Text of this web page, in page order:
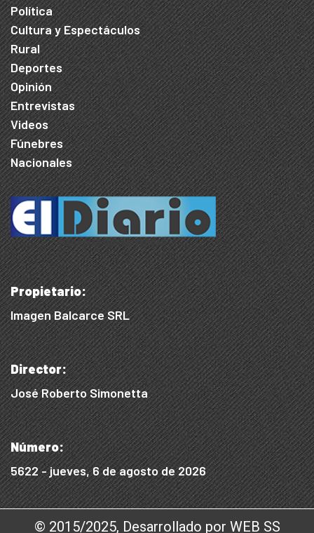
Política
Cultura y Espectáculos
Rural
Deportes
Opinión
Entrevistas
Videos
Fúnebres
Nacionales
Propietario:
Imagen Balcarce SRL
Director:
José Roberto Simonetta
Número:
5622 - jueves, 6 de agosto de 2026
© 2015/2025, Desarrollado por WEB SS